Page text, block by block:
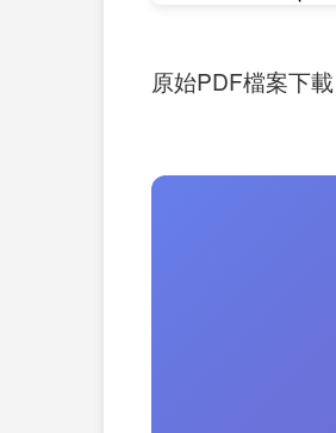
原始PDF檔案下載